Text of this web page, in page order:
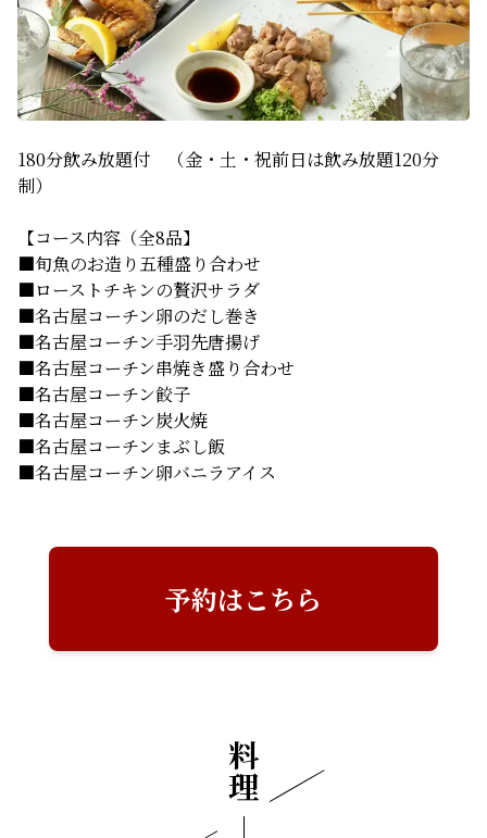
180分飲み放題付　（金・土・祝前日は飲み放題120分
制）
【コース内容（全8品】
■旬魚のお造り五種盛り合わせ
■ローストチキンの贅沢サラダ
■名古屋コーチン卵のだし巻き
■名古屋コーチン手羽先唐揚げ
■名古屋コーチン串焼き盛り合わせ
■名古屋コーチン餃子
■名古屋コーチン炭火焼
■名古屋コーチンまぶし飯
■名古屋コーチン卵バニラアイス
予約はこちら
料理